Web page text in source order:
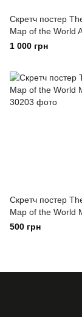
Скретч постер
Map of the World
1 000 грн
Скретч постер
Map of the World
500 грн